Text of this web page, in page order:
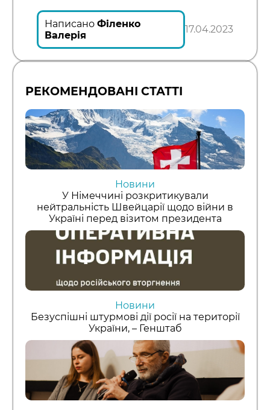
Написано Філенко
Валерія
17.04.2023
РЕКОМЕНДОВАНІ СТАТТІ
Новини
У Німеччині розкритикували
нейтральність Швейцарії щодо війни в
Україні перед візитом президента
Новини
Безуспішні штурмові дії росії на території
України, – Генштаб